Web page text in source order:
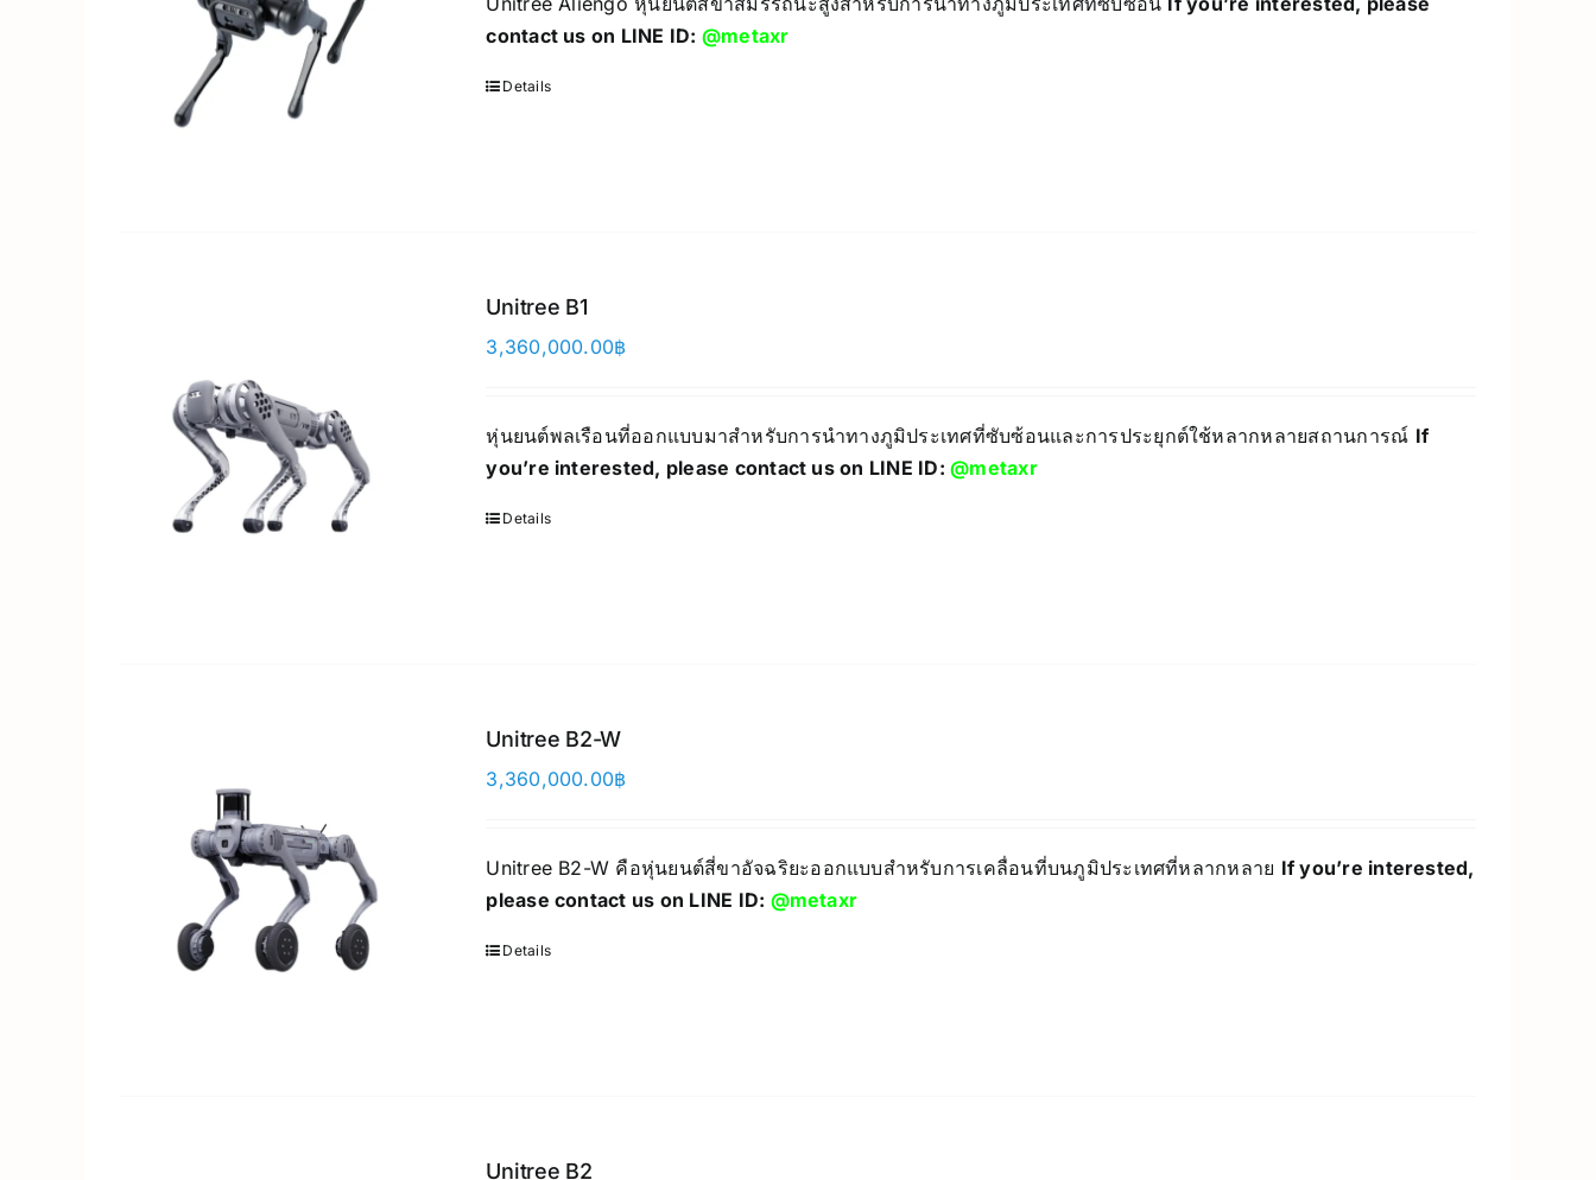
contact us on LINE ID: @metaxr
Details
Unitree B1
3,360,000.00฿
หุ่นยนต์พลเรือนที่ออกแบบมาสำหรับการนำทางภูมิประเทศที่ซับซ้อนและการประยุกต์ใช้หลากหลายสถานการณ์ If
you’re interested, please contact us on LINE ID:@metaxr
Details
Unitree B2-W
3,360,000.00฿
Unitree B2-W คือหุ่นยนต์สี่ขาอัจฉริยะออกแบบสำหรับการเคลื่อนที่บนภูมิประเทศที่หลากหลาย If you’re interested,
please contact us on LINE ID: @metaxr
Details
Unitree B2